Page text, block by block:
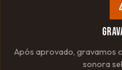
Após aprovado, gravamos
sonora